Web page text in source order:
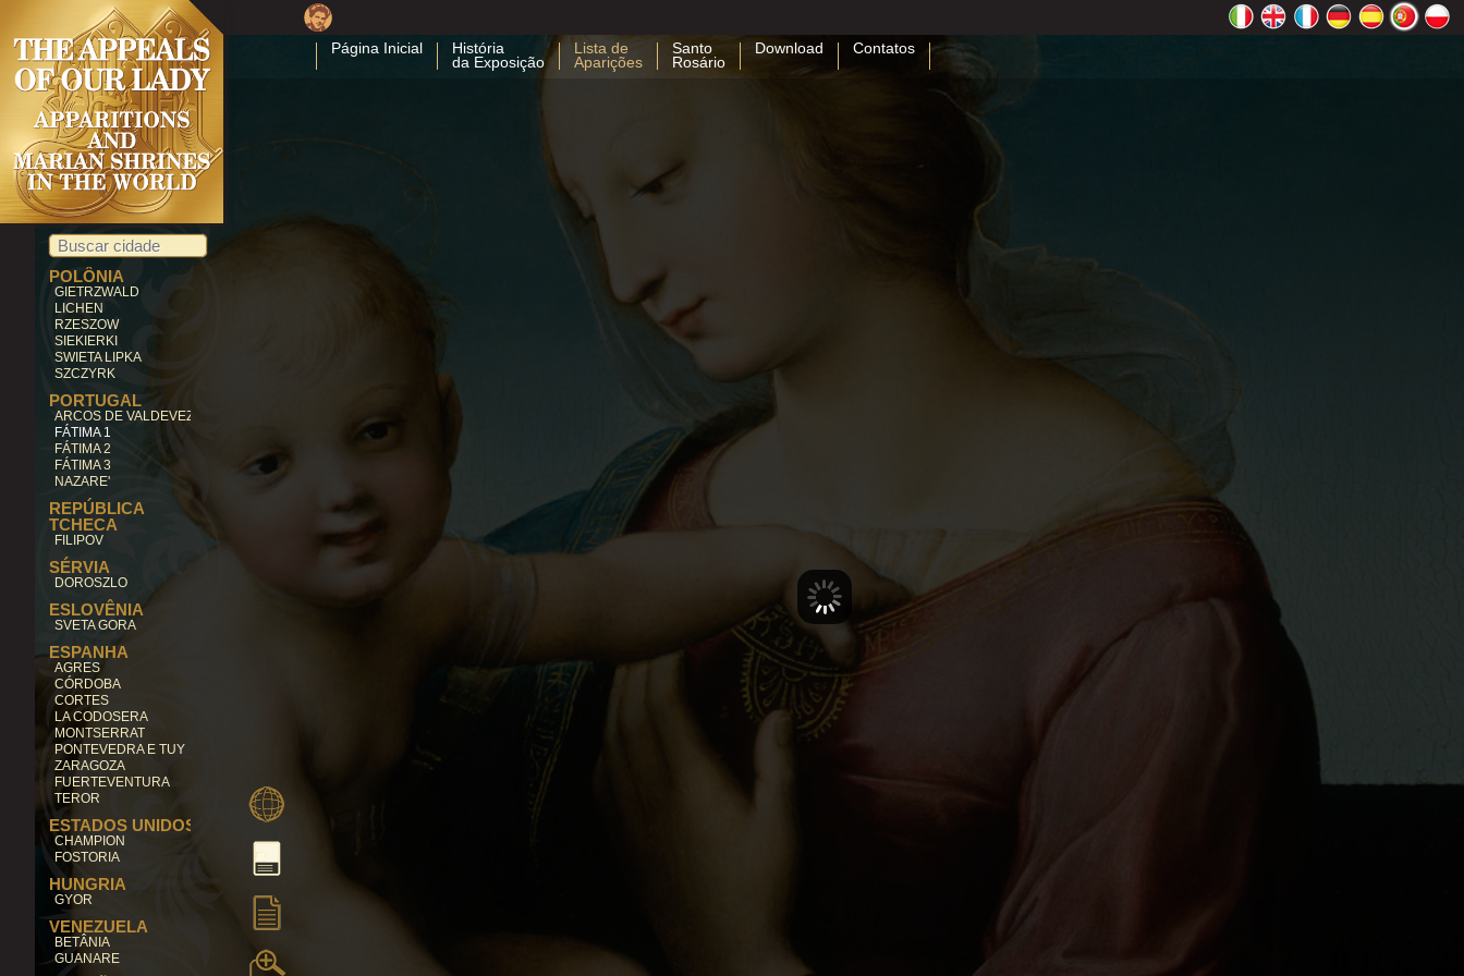
Página Inicial
História
da Exposição
Lista de
Aparições
Santo
Rosário
Download Contatos
MALTA
LÍBANO
BECHWAT
LITUÂNIA
SILUVA
MÉXICO
GUADALUPE
OCOTLAN
NICARÁGUA
CUAPA
PARAGUAI
CAACUPE'
POLÔNIA
GIETRZWALD
LICHEN
RZESZOW
SIEKIERKI
SWIETA LIPKA
SZCZYRK
PORTUGAL
ARCOS DE VALDEVEZ
FÁTIMA 1
FÁTIMA 2
FÁTIMA 3
NAZARE'
REPÚBLICA
TCHECA
FILIPOV
SÉRVIA
DOROSZLO
ESLOVÊNIA
SVETA GORA
ESPANHA
AGRES
CÓRDOBA
CORTES
LA CODOSERA
MONTSERRAT
PONTEVEDRA E TUY
ZARAGOZA
FUERTEVENTURA
TEROR
ESTADOS UNIDOS
CHAMPION
FOSTORIA
HUNGRIA
GYOR
VENEZUELA
BETÂNIA
GUANARE